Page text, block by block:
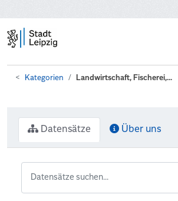
Kategorien Landwirtschaft, Fischerei,...
Datensätze Über uns